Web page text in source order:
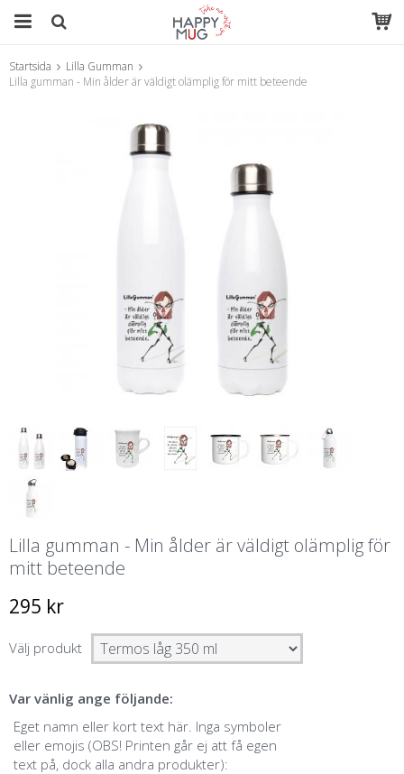
Produkten har blivit tillagd i varukorgen
Startsida
Lilla Gumman
Lilla gumman - Min ålder är väldigt olämplig för mitt beteende
Lilla gumman - Min ålder är väldigt olämplig för
mitt beteende
295 kr
Välj produkt
Var vänlig ange följande:
Eget namn eller kort text här. Inga symboler
eller emojis (OBS! Printen går ej att få egen
text på, dock alla andra produkter):